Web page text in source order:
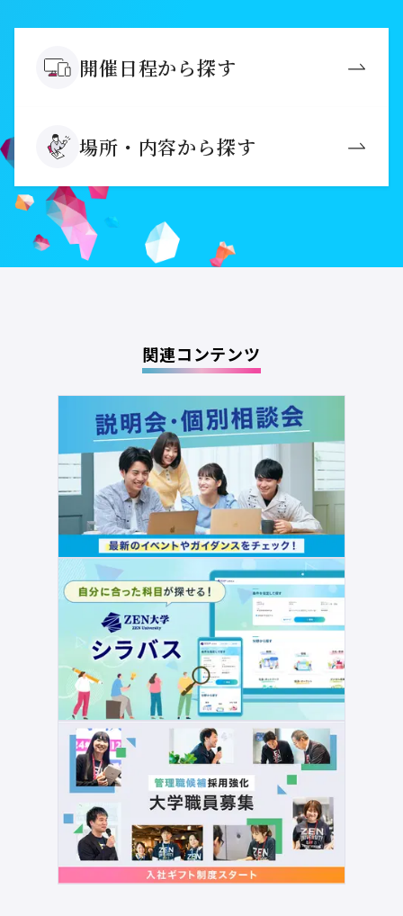
開催日程から探す
場所・内容から探す
関連コンテンツ